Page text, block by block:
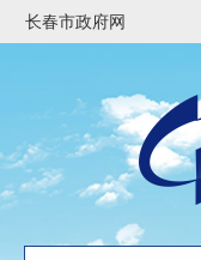
长春市政府网